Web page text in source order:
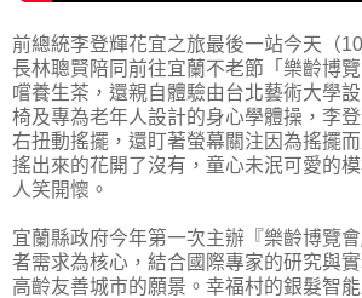
前總統李登輝花宜之旅最後一站今天（
長林聰賢陪同前往宜蘭不老節「樂齡博
嚐養生茶，還親自體驗由台北藝術大學
椅及專為老年人設計的身心學體操，李
右扭動搖擺，還盯著螢幕關注因為搖擺
搖出來的花開了沒有，童心未泯可愛的
人笑開懷。
宜蘭縣政府今年第一次主辦『樂齡博覽
者需求為核心，結合國際專家的研究與
高齡友善城市的願景。幸福村的銀髮智